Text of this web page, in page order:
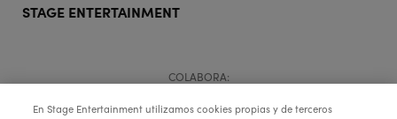
STAGE ENTERTAINMENT
COLABORA:
En Stage Entertainment utilizamos cookies propias y de terceros